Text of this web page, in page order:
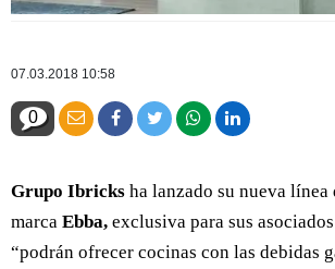
07.03.2018 10:58
0
Grupo Ibricks ha lanzado su nueva línea
marca Ebba, exclusiva para sus
“podrán ofrecer cocinas con las debidas